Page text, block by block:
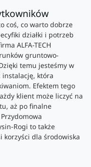
coś, co warto dobrze
działki i potrzeb
ALFA-TECH
gruntowo-
temu jesteśmy w
która
Efektem tego
klient może liczyć na
aż po finalne
Rogi to także
korzyści dla środowiska